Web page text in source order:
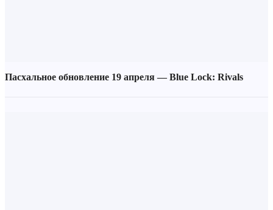
Пасхальное обновление 19 апреля — Blue Lock: Rivals